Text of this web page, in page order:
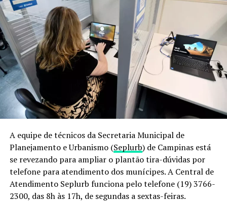
A equipe de técnicos da Secretaria Municipal de
Planejamento e Urbanismo (Seplurb) de Campinas está
se revezando para ampliar o plantão tira-dúvidas por
telefone para atendimento dos munícipes. A Central de
Atendimento Seplurb funciona pelo telefone (19) 3766-
2300, das 8h às 17h, de segundas a sextas-feiras.